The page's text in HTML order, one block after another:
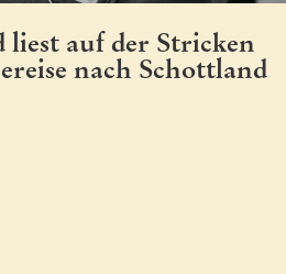
liest auf der Stricken
nach Schottland